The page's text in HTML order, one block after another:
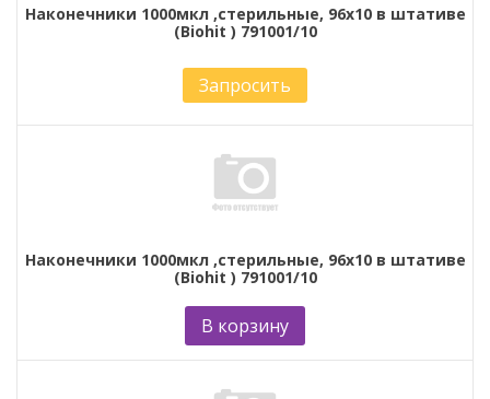
Наконечники 1000мкл ,стерильные, 96х10 в штативе
(Biohit ) 791001/10
Запросить
Наконечники 1000мкл ,стерильные, 96х10 в штативе
(Biohit ) 791001/10
В корзину